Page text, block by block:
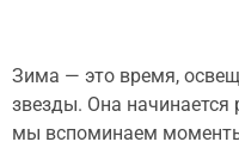
Зима — это время,
звезды. Она начинается
мы вспоминаем